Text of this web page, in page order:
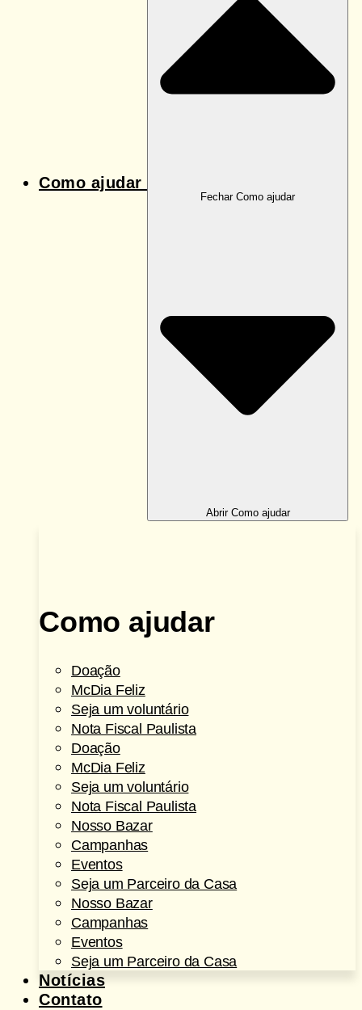
Como ajudar
Fechar Como ajudar
Abrir Como ajudar
Como ajudar
Doação
McDia Feliz
Seja um voluntário
Nota Fiscal Paulista
Doação
McDia Feliz
Seja um voluntário
Nota Fiscal Paulista
Nosso Bazar
Campanhas
Eventos
Seja um Parceiro da Casa
Nosso Bazar
Campanhas
Eventos
Seja um Parceiro da Casa
Notícias
Contato